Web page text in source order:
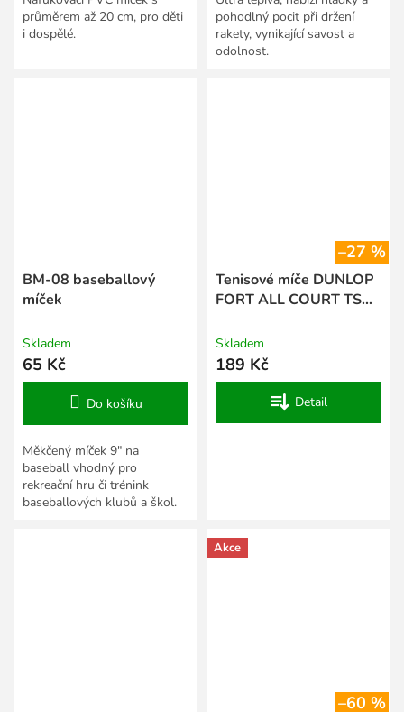
průměrem až 20 cm, pro děti
i dospělé.
pohodlný pocit při držení
rakety, vynikající savost a
odolnost.
BM-08 baseballový
míček
Skladem
65 Kč
Do košíku
Měkčený míček 9" na
baseball vhodný pro
rekreační hru či trénink
baseballových klubů a škol.
–27 %
Tenisové míče DUNLOP
FORT ALL COURT TS
Skladem
189 Kč
Detail
Akce
–60 %